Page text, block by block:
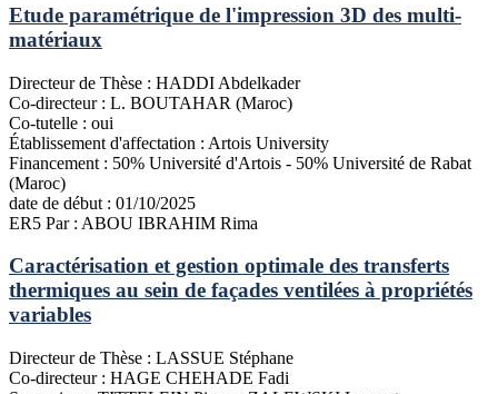
Etude paramétrique de l'impression 3D des multi-
matériaux
Directeur de Thèse : HADDI Abdelkader
Co-directeur : L. BOUTAHAR (Maroc)
Co-tutelle : oui
Établissement d'affectation : Artois University
Financement : 50% Université d'Artois - 50% Université de Rabat
(Maroc)
date de début : 01/10/2025
ER5 Par : ABOU IBRAHIM Rima
Caractérisation et gestion optimale des transferts
thermiques au sein de façades ventilées à propriétés
variables
Directeur de Thèse : LASSUE Stéphane
Co-directeur : HAGE CHEHADE Fadi